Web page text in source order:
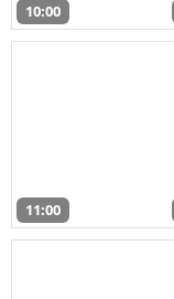
10:00
11:00